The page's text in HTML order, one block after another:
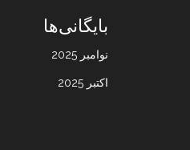
بایگانی‌ها
نوامبر 2025
اکتبر 2025